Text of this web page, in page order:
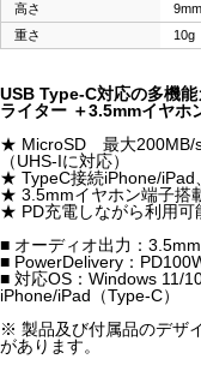
高さ
9mm
重さ
10g
USB Type-C対応の多機
ライター ＋3.5mmイヤホ
★ MicroSD 最大200MB/s
（UHS-Iに対応）
★ TypeC接続iPhone/iPad
★ 3.5mmイヤホン端子搭
★ PD充電しながら利用可
■ オーディオ出力：3.5mm
■ PowerDelivery：
■ 対応OS：Windows 11/
iPhone/iPad（Type-C）
※ 製品及び付属品のデザ
があります。